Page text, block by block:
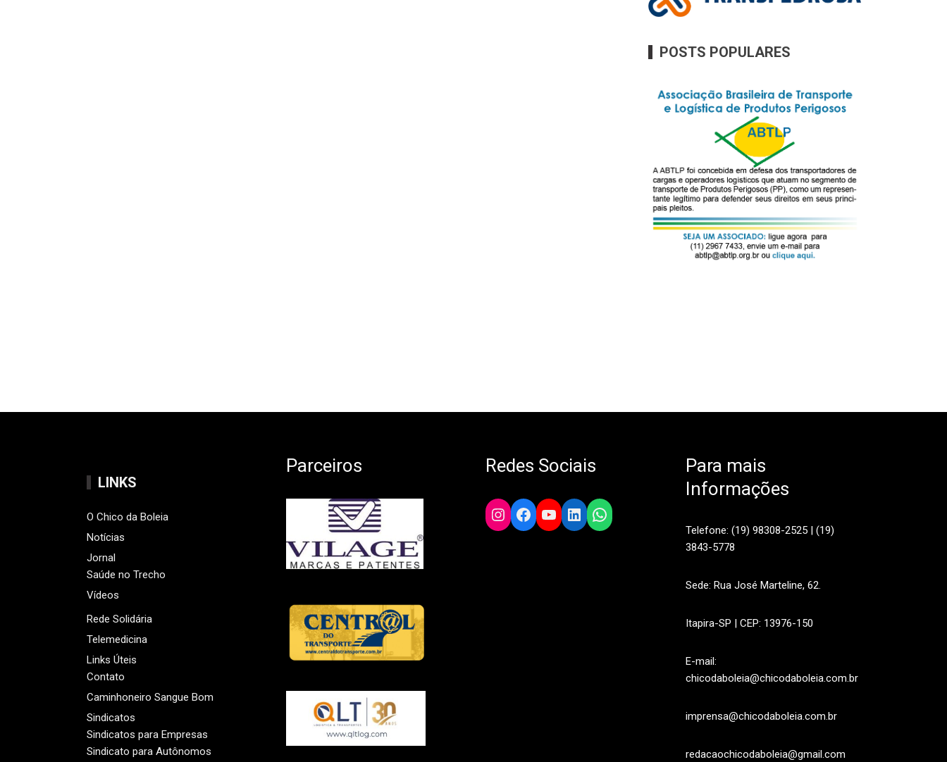
POSTS POPULARES
LINKS
O Chico da Boleia
Notícias
Jornal
Saúde no Trecho
Vídeos
Rede Solidária
Telemedicina
Links Úteis
Contato
Caminhoneiro Sangue Bom
Sindicatos
Sindicatos para Empresas
Sindicato para Autônomos
Parceiros Redes Sociais
Instagram
Facebook
YouTube
LinkedIn
WhatsApp
Para mais
Informações
Telefone: (19) 98308-2525 | (19)
3843-5778
Sede: Rua José Marteline, 62.
Itapira-SP | CEP: 13976-150
E-mail:
chicodaboleia@chicodaboleia.com.br
imprensa@chicodaboleia.com.br
redacaochicodaboleia@gmail.com